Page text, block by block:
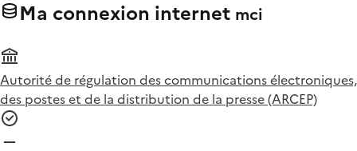
Ma connexion internet mci
Autorité de régulation des communications électroniques,
des postes et de la distribution de la presse (ARCEP)